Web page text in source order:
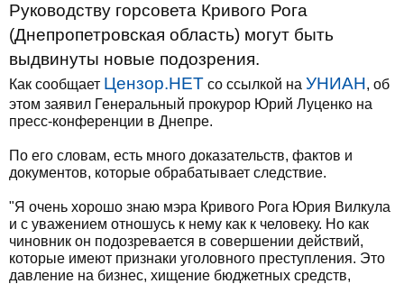
Руководству горсовета Кривого Рога
(Днепропетровская область) могут быть
выдвинуты новые подозрения.
Как сообщает Цензор.НЕТ со ссылкой на УНИАН, об
этом заявил Генеральный прокурор Юрий Луценко на
пресс-конференции в Днепре.
По его словам, есть много доказательств, фактов и
документов, которые обрабатывает следствие.
"Я очень хорошо знаю мэра Кривого Рога Юрия Вилкула
и с уважением отношусь к нему как к человеку. Но как
чиновник он подозревается в совершении действий,
которые имеют признаки уголовного преступления. Это
давление на бизнес, хищение бюджетных средств,